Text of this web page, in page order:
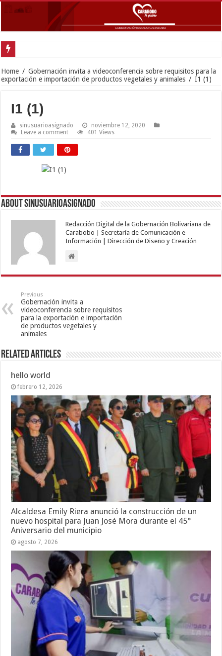
Home / Gobernación invita a videoconferencia sobre requisitos para la
exportación e importación de productos vegetales y animales / I1 (1)
I1 (1)
sinusuarioasignado
noviembre 12, 2020
Leave a comment
401 Views
About sinusuarioasignado
Redacción Digital de la Gobernación Bolivariana de
Carabobo | Secretaría de Comunicación e
Información | Dirección de Diseño y Creación
Previous
Gobernación invita a
videoconferencia sobre requisitos
para la exportación e importación
de productos vegetales y
animales
Related Articles
hello world
febrero 12, 2026
Alcaldesa Emily Riera anunció la construcción de un
nuevo hospital para Juan José Mora durante el 45°
Aniversario del municipio
agosto 7, 2026